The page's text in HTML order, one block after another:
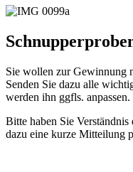
Sie wollen zur Gewinnung
Senden Sie dazu alle
werden ihn ggfls. anpassen.
Bitte haben Sie
dazu eine kurze Mitteilung